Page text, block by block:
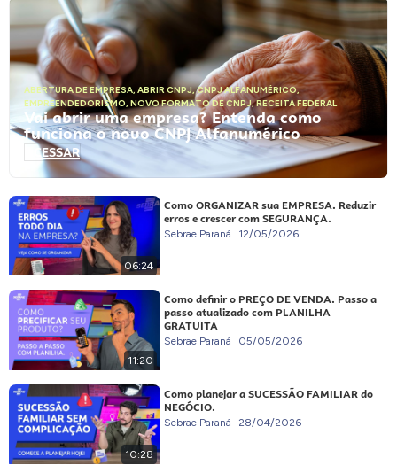
ABERTURA DE EMPRESA, ABRIR CNPJ,CNPJ ALFANUMÉRICO,
EMPREENDEDORISMO, NOVO FORMATO DE CNPJ,RECEITA FEDERAL
Vai abrir uma empresa? Entenda como
funciona o novo CNPJ Alfanumérico
ACESSAR
06:24
Como ORGANIZAR sua EMPRESA. Reduzir
erros e crescer com SEGURANÇA.
Sebrae Paraná 12/05/2026
11:20
Como definir o PREÇO DE VENDA. Passo a
passo atualizado com PLANILHA
GRATUITA
Sebrae Paraná 05/05/2026
10:28
Como planejar a SUCESSÃO FAMILIAR do
NEGÓCIO.
Sebrae Paraná 28/04/2026